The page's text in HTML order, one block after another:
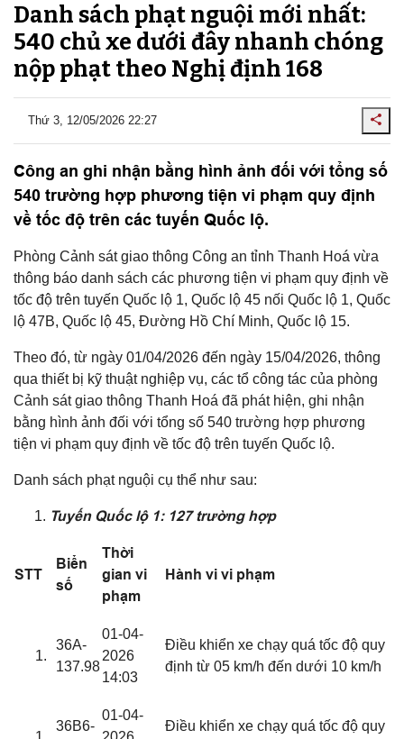
Danh sách phạt nguội mới nhất:
540 chủ xe dưới đây nhanh chóng
nộp phạt theo Nghị định 168
Thứ 3, 12/05/2026 22:27
Công an ghi nhận bằng hình ảnh đối với tổng số
540 trường hợp phương tiện vi phạm quy định
về tốc độ trên các tuyến Quốc lộ.
Phòng Cảnh sát giao thông Công an tỉnh Thanh Hoá vừa
thông báo danh sách các phương tiện vi phạm quy định về
tốc độ trên tuyến Quốc lộ 1, Quốc lộ 45 nối Quốc lộ 1, Quốc
lộ 47B, Quốc lộ 45, Đường Hồ Chí Minh, Quốc lộ 15.
Theo đó, từ ngày 01/04/2026 đến ngày 15/04/2026, thông
qua thiết bị kỹ thuật nghiệp vụ, các tổ công tác của phòng
Cảnh sát giao thông Thanh Hoá đã phát hiện, ghi nhận
bằng hình ảnh đối với tổng số 540 trường hợp phương
tiện vi phạm quy định về tốc độ trên tuyến Quốc lộ.
Danh sách phạt nguội cụ thể như sau:
Tuyến Quốc lộ 1: 127trường hợp
STT
Biển
số
Thời
gian vi
phạm
Hành vi vi phạm
36A-
137.98
01-04-
2026
14:03
Điều khiển xe chạy quá tốc độ quy
định từ 05 km/h đến dưới 10 km/h
36B6-
01-04-
Điều khiển xe chạy quá tốc độ quy